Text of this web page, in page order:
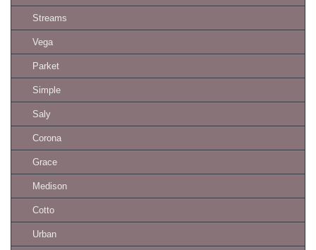
Streams
Vega
Parket
Simple
Saly
Corona
Grace
Medison
Cotto
Urban